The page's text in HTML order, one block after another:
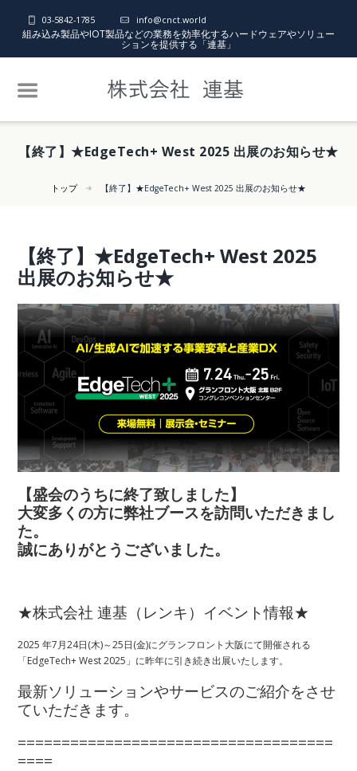
03-5842-1785 info@cnct.world
組み込み製品やIOT製品などの業務を効率化するハードウェアやソリュー
ションを提供する「連基」
【終了】★EdgeTech+ West 2025 出展のお知らせ★
トップ 【終了】★EdgeTech+ West 2025 出展のお知らせ★
【終了】★EdgeTech+ West 2025
出展のお知らせ★
【盛会のうちに終了致しました】
大変多くの方に弊社ブースを訪問いただきまし
た。
誠にありがとうございました。
★株式会社 連基（レンキ）イベント情報★
2025 年7月24日(木)～25日(金)にグランフロント大阪にて開催される
「EdgeTech+ West 2025」に昨年に引き続き出展いたします。
最新ソリューションやサービスのご紹介をさせ
ていただきます。
====================================
====